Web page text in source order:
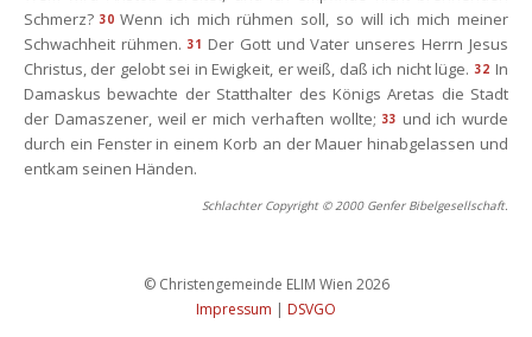
Schmerz? 30 Wenn ich mich rühmen soll, so will ich mich meiner
Schwachheit rühmen. 31 Der Gott und Vater unseres Herrn Jesus
Christus, der gelobt sei in Ewigkeit, er weiß, daß ich nicht lüge. 32 In
Damaskus bewachte der Statthalter des Königs Aretas die Stadt
der Damaszener, weil er mich verhaften wollte; 33 und ich wurde
durch ein Fenster in einem Korb an der Mauer hinabgelassen und
entkam seinen Händen.
Schlachter Copyright © 2000 Genfer Bibelgesellschaft.
© Christengemeinde ELIM Wien 2026
Impressum | DSVGO